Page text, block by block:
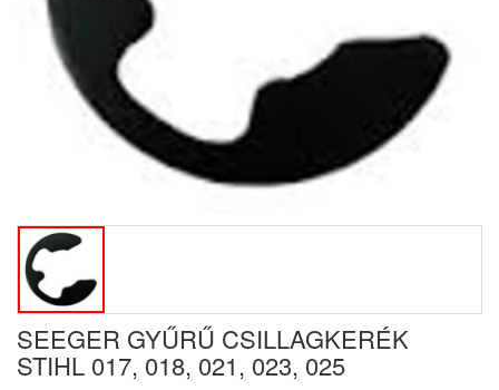
SEEGER GYŰRŰ CSILLAGKERÉK
STIHL 017, 018, 021, 023, 025